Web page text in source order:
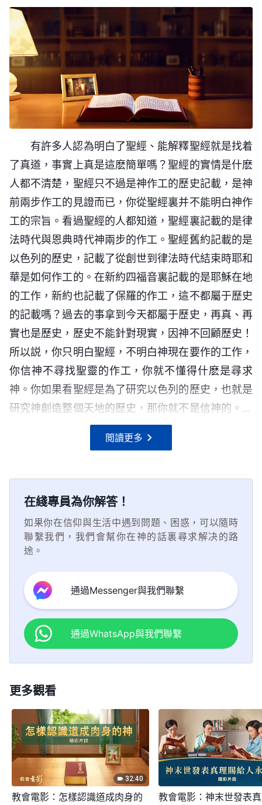
亞」的這個角色，難怪人都在接受一步聖靈作工之後
仍舊活在撒但的權下，仍舊得不到神的祝福，這不都
是人的悖逆而造成的嗎？……跟隨着羔羊的脚踪到最
終的人才能得着最終的祝福，那些未能跟隨到路終却
認為自己已得着全部的「聰明人」都不能看見神的顯
現，他們都認為自己是世界上最聰明的人，他們把繼
續發展的神的作工無緣無故地中斷，而且還似乎有百
分之百的把握認為神要提取他們這些「對神忠心無二
的跟隨神持守神話的人」。儘管他們對神所説的話
「忠心無二」，但對于他們的言行仍是感覺實在太令
人噁心，因他們都是抵擋聖靈作工的人，都是在行詭
詐、作惡的人。不能跟隨到路終、不能跟上聖靈作工
的僅持守舊工作的人，不僅没有做到對神忠心反而成
了抵擋神的人，成了被新時代弃絶的人，成了被懲罰
的人，這些人不是最可憐的人嗎？許多人還認為凡是
弃絶舊的律法而接受新的作工的人都是没有良心的
人，這些只講「良心」却不認識聖靈作工的人在最終
將自己的前途斷送在自己的良心之中。神作工尚且不
守規條，儘管是他自己的作工他還不留戀，該否的則
否，該淘汰的淘汰，而人却持守住經營工作中的一小
部分來與神敵對，這不是人的謬妄嗎？不是人的無知
嗎？越是害怕自己得不着福氣而謹小慎微的人越不能
的人都對律法忠心無二，他們越是這樣對律法忠心越
工作不能與今天的工作相對比，神的工作變了，人的
人對律法與十字架的忠心并不能獲得神的稱許了。
主耶穌降臨，這樣的人我都稱其為不信我的人，是不
認識我的人，也是假冒相信我的人。就這樣的人怎能
看見「救主耶穌」從天而降呢？他們所等待的并不是
我的降臨，而是猶太人的王的降臨，也并不是盼望我
能够將這個污穢的舊世界徹底滅絶，而是盼望耶穌再
次降臨將其救贖，就是盼望耶穌重新救贖全人類脱離
的人類呢？人所願意的并不能了結我的心願，也不能
成就我的工作，因為人只是仰慕或懷念我作過的工
作，人并不知道我是常新不舊的神自己，只是知道我
是耶和華、我是耶穌，却并不知道我是結束人類的末
後的那一位。人所盼望的、人所知道的是人觀念中
的，也僅僅是人肉眼所看見的，與我所作的工作并不
是相合而是分散的。
——《話・卷一 神的顯現與作工・「救主」早已駕着
末世基督是用諸多方面的真理來教訓人，來揭露
人的本質，解剖人的言語行為，這些言語中都包含着
諸多方面的真理，例如：人的本分，人對神如何順
服，對神如何忠心，人當如何活出正常人性，神的智
慧，神的性情，等等。這些言語都是針對人的本質，
針對人的敗壞性情，尤其那些揭露人如何弃絶神的言
語更是針對人本是撒但的化身、針對人本是神的敵勢
力而言的。神作審判的工作不是三言兩語就道盡人的
本性的，而是來作長期的揭露、對付、修理，這各種
方式的揭露、對付與修理并不是用一般的語言能代替
的，而是用人根本就没有的真理來代替，這樣的方式
才叫審判，這樣的審判才能將人折服，才能使人對神
心服口服，而且對神有真正的認識。審判工作帶來的
是人對神本來面目的了解，帶來的是人對悖逆真相的
認識。審判工作使人對神的心意明白了許多，對神的
工作宗旨明白了許多，對人所不能明白的奥秘理解了
效都是審判工作帶來的，因為審判工作的實質其實就
是神的真理、道路、生命向所有信他的人打開的工
作。這工作就是神作的審判工作。如果你并不看重這
些真理，如果你總想迴避這些真理，總想在這些真理
以外尋找新的出路，那我説你是罪大惡極的人。你信
神却不尋找真理，不尋求神的心意，不喜愛使你與神
大寶座前逃走的傀儡、叛徒，神是不會放過任何一個
從他眼中逃走的叛逆者的，這樣的人將會受到更重的
人，將永遠存活在神的國中，當然這是以後的事了。
——《話・卷一 神的顯現與作工・基督用真理來作審
末世的基督帶來的是生命，帶來的是長久的永遠
的真理之道，這真理就是人得着生命的途徑，是人認
識神被神稱許的唯一途徑。你若不尋求末世的基督供
應的生命之道，那你就永遠不可能得着耶穌的稱許，
永遠没資格踏入天國的大門，因為你是歷史的傀儡，
是歷史的囚犯。被規條、被字句、被歷史的枷鎖控制
的人永不能得着生命，永不能得着永久的生命之道，
因為他們得着的只是持守了幾千年的污濁之水，而不
是從寶座之上流出的生命之水。没有生命之水供應的
人永遠是死尸，永遠是撒但的玩物，永遠是地獄之
子，這樣，還能見到神嗎？你只求能守住歷史，只求
你不就是永遠與神為敵的人嗎？神作工的步伐浩浩蕩
蕩，如汹涌的浪濤，如翻騰的響雷，而你却坐以待
斃，守株待兔，這樣怎麽能算是跟隨羔羊脚踪的人
呢？怎麽能説明你守住的神是常新不舊的神呢？而你
那些已經發了黄的書中的字字句句又怎能帶你跨越時
——《話・卷一 神的顯現與作工・只有末後的基督才
能賜給人永生的道》
尋求摸索那些似有又似無有的東西，才不再猜測渺茫
神的心意了。當神擴展在肉身中作的工作時，那些跟
隨他的人就會將他在肉身中作過的工作都傳于各宗、
各派，將他的全部説話都傳于全人類的耳中，凡得到
他福音的人所聽到的都會是他作工的事實，是人親眼
目睹、親耳聆聽的，是事實不是傳聞。這些事實都是
他擴展工作的證據，也是他擴展工作的工具，若没有
事實的存在他的福音是不會傳遍各方各國的，没有事
實只是人的想象那就永遠不能作征服全宇的工作。靈
是人不可觸摸的，也是人不可看見的，靈的作工不能
給人留下更多的證據與作工的事實，人永遠不會看見
神的真面目，永遠信仰渺茫的不存在的神，永遠也不
會見到神的面目，不會聽見神的親口説話。人想象的
總歸是空洞的，并不能代替神的本來面目，神的原有
性情與他自己的作工是人扮演不出來的。只有神道成
肉身來到人中間親自作工，才能將天上看不見的神與
他的作工帶到地上，這是神向人顯現，是人看見神、
認識神本來面目的最理想的方式，是非道成肉身的神
不能達到的。
聽！」你們如今聽見聖靈的説話了嗎？神的説話臨到
你們，你們聽了嗎？神在末世作話語的工作，這説話
就是聖靈的説話，因為神就是聖靈，神又能道成肉
身，所以以往説的聖靈的説話就是今天道成肉身的神
的説話。有許多謬妄的人認為，既是聖靈説話就應從
天上發出聲音讓人聽見，這樣認為的人都是不認識神
作工的人。其實，聖靈説話發聲就是神道成肉身説話
發聲，聖靈不可能直接與人説話，即使是在律法時代
耶和華也不直接與衆百姓説話，更何况在今天這個時
代呢？神要説話發聲來作工只有道成肉身，否則他的
工作將不能達到目的。不承認神道成肉身的人都是不
認識靈的人，都是不認識神作工原則的人。那些認為
現在是聖靈時代却不接受聖靈新工作的人都是活在渺
茫的信仰中的人，這樣的人永遠不能獲得聖靈的作
工。只求聖靈直接説話作工却不接受道成肉身的神的
説話作工的人，永不能進入新的時代，永不能被神徹
底拯救！
——《話・卷一 神的顯現與作工・將神定規在「觀
念」中的人怎能獲得神的「啓示」呢？》
你信神、追求真理以至于你的做人都應從實際出
發，一切面對現實，不應追求那些縹緲虚無的東西，
這樣做人并無價值，更無一點人生的意義。因為你的
追求、你的人生只是在虚妄中度過，只是在欺騙中度
過，你不追求有價值、有意義的東西，所以你得着的
盡是真理以外的謬理與道理。這些與你生存的意義、
價值毫無一點關係，只能將你帶入虚空的境地之中，
這樣你的一生將會毫無價值又無意義，你不追求有意
們追求走信神的道路却并不追求看得見的神，而是崇
拜看不見摸不着的神，這樣的追求不更是枉費心機
嗎？到頭來你的追求成了一堆廢墟，這樣的追求對你
不着的，但又是神乎其神的，而且又是人難以想象
的、凡人根本没法達到的東西。越是這樣不現實的東
西人越加以分析，甚至人不顧一切地來追求，妄想得
到它；越是這樣不現實的東西，人越仔細推敲、分
析，甚至嚴密構思。相反，越是現實的東西，人越是
度。你們對我今天的現實的作工不正是如此的態度
嗎？越是這樣現實的東西你們越是歧視，根本不給這
些現實的東西留有一點考察餘地，乾脆都是置之不
理，對這些現實的低標準的要求，你們根本就不把它
放在眼裏，甚至對最實際的神你們也是觀念重重，根
本没法接受他的實際與正常，那你們的信不都是在渺
——《話・卷一 神的顯現與作工・認識神與神作工的
人才是神滿意的人》
拜天上看不見的神的人，都是心中没有神的人，也就
是悖逆、抵擋神的人，這樣的人不僅没有人性理智，
更談不到具備真理。對于這些人來説，看得見、摸得
着的神更不可信，而看不見、摸不着的神才是最可信
的，也是最令人心曠神怡的。他們尋求的不是現實的
真理，也不是人生的真諦，更不是神的心意，而是尋
有許多人認為明白了聖經、能解釋聖經就是找着
了真道，事實上真是這麽簡單嗎？聖經的實情是什麽
人都不清楚，聖經只不過是神作工的歷史記載，是神
前兩步作工的見證而已，你從聖經裏并不能明白神作
工的宗旨。看過聖經的人都知道，聖經裏記載的是律
法時代與恩典時代神兩步的作工。聖經舊約記載的是
以色列的歷史，記載了從創世到律法時代結束時耶和
華是如何作工的。在新約四福音裏記載的是耶穌在地
的工作，新約也記載了保羅的作工，這不都屬于歷史
的記載嗎？過去的事拿到今天都屬于歷史，再真、再
實也是歷史，歷史不能針對現實，因神不回顧歷史！
所以説，你只明白聖經，不明白神現在要作的工作，
你信神不尋找聖靈的作工，你就不懂得什麽是尋求
神。你如果看聖經是為了研究以色列的歷史，也就是
研究神創造整個天地的歷史，那你就不是信神的。但
今天你既然是信神的，是追求生命的，是追求認識神
的，不是追求死的字句道理的，也不是追求明白歷史
動向。你若是考古學家可以看聖經，但你不是考古學
家，你是信神的，你最好尋求尋求神現時的心意。
——《話・卷一 神的顯現與作工・聖經的説法 四》
「保羅的書信」「彼得的書信」這類書，而且人還能
從這些書中得着供應，得着幫助，但這些書仍是過時
的書，仍是舊時代的書，他們這些書再好也只能適應
一個時期，并不能存到永遠。因為神的工作不斷向前
發展，不能只停留在保羅、彼得那個時代，也就是不
能永遠停留在耶穌釘十字架的恩典時代。所以説，這
些書只能適應恩典時代，不能適應末了的國度時代，
只能供應恩典時代的信徒，不能供應國度時代的聖
徒，再好也過時了。就如耶和華創世的工作，還有耶
和華在以色列的工作，工作再好也得過時，也有過去
遠停留在創世的工作中，也不能永遠停留在釘十字架
能達到打敗撒但的果效，但工作總歸是工作，時代又
總歸是時代，工作不能總是停留在一個基礎上，而時
代也不能是永恒不變的，因為有創世必有末世，這是
必然的！所以，就新約「生命之言」即「使徒書信」
「四福音」拿到今天都成了歷史書籍，都成了老黄
——《話・卷一 神的顯現與作工・聖經的説法 四》
末世的基督帶來的是生命，帶來的是長久的永遠
的真理之道，這真理就是人得着生命的途徑，是人認
閲讀更多
在綫專員為你解答！
如果你在信仰與生活中遇到問題、困惑，可以隨時
聯繫我們，我們會幫你在神的話裏尋求解决的路
途。
通過Messenger與我們聯繫
通過WhatsApp與我們聯繫
更多觀看
32:40
教會電影：怎樣認識道成肉身的
教會電影：神末世發表